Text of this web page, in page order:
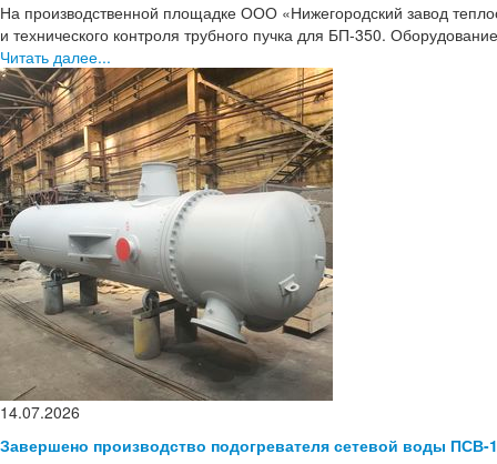
На производственной площадке ООО «Нижегородский завод
и технического контроля трубного пучка для БП-350.
Читать далее...
14.07.2026
Завершено производство подогревателя сетевой воды ПСВ-